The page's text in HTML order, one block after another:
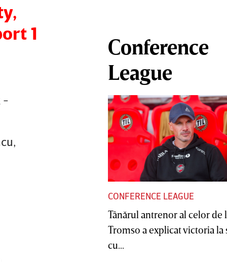
1
-
Conference
League
CONFERENCE LEAGUE
Tânărul antrenor al celor de
Tromso a explicat victoria la
cu...